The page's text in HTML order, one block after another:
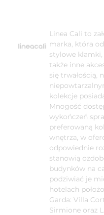
Linea Cali to
marka, która
stylowe klamki,
także inne
się trwałością,
kolekcje
Mnogość
wykończeń
preferowaną
wnętrza, w
odpowiednie
stanowią
budynków na
podziwiać je
hotelach
Garda: Villa
Sirmione oraz